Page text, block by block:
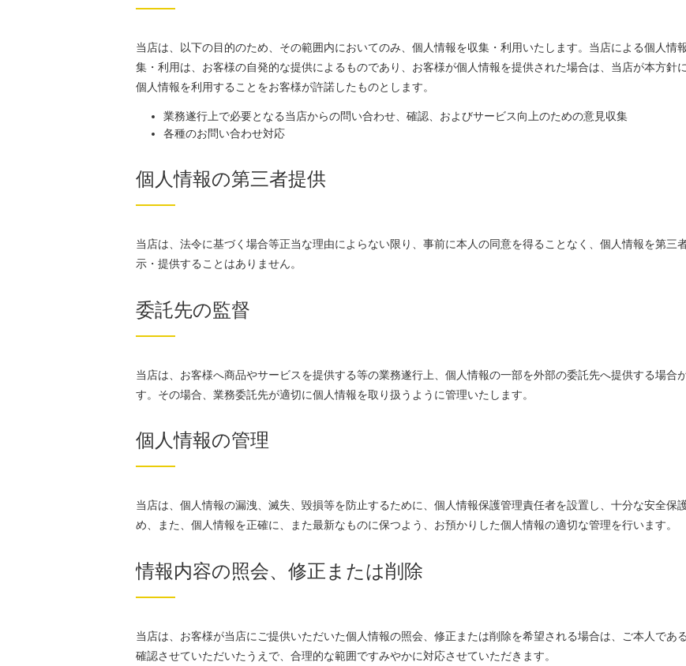
当店は、以下の目的のため、その範囲内においてのみ、個人情報を収集・利用いたします。当店による個人情
集・利用は、お客様の自発的な提供によるものであり、お客様が個人情報を提供された場合は、当店が本方針
個人情報を利用することをお客様が許諾したものとします。
業務遂行上で必要となる当店からの問い合わせ、確認、およびサービス向上のための意見収集
各種のお問い合わせ対応
個人情報の第三者提供
当店は、法令に基づく場合等正当な理由によらない限り、事前に本人の同意を得ることなく、個人情報を第三
示・提供することはありません。
委託先の監督
当店は、お客様へ商品やサービスを提供する等の業務遂行上、個人情報の一部を外部の委託先へ提供する場合
す。その場合、業務委託先が適切に個人情報を取り扱うように管理いたします。
個人情報の管理
当店は、個人情報の漏洩、滅失、毀損等を防止するために、個人情報保護管理責任者を設置し、十分な安全保
め、また、個人情報を正確に、また最新なものに保つよう、お預かりした個人情報の適切な管理を行います。
情報内容の照会、修正または削除
当店は、お客様が当店にご提供いただいた個人情報の照会、修正または削除を希望される場合は、ご本人であ
確認させていただいたうえで、合理的な範囲ですみやかに対応させていただきます。